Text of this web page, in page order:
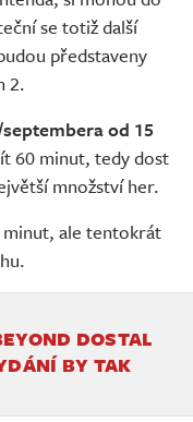
se totiž další
představeny
2.
od 15
60 minut, tedy dost
množství her.
ale tentokrát
DOSTAL
BY TAK